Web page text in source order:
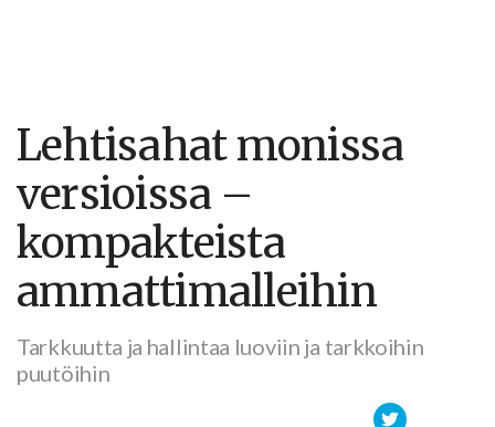
Lehtisahat monissa
versioissa –
kompakteista
ammattimalleihin
Tarkkuutta ja hallintaa luoviin ja tarkkoihin
puutöihin